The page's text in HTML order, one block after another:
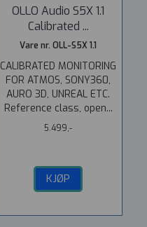
OLLO Audio S5X 1.1
Calibrated ...
Vare nr. OLL-S5X 1.1
CALIBRATED MONITORING
FOR ATMOS, SONY360,
AURO 3D, UNREAL ETC.
Reference class, open...
5.499,-
KJØP